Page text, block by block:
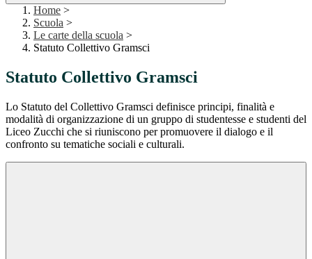
Home >
Scuola >
Le carte della scuola >
Statuto Collettivo Gramsci
Statuto Collettivo Gramsci
Lo Statuto del Collettivo Gramsci definisce principi, finalità e
modalità di organizzazione di un gruppo di studentesse e studenti del
Liceo Zucchi che si riuniscono per promuovere il dialogo e il
confronto su tematiche sociali e culturali.